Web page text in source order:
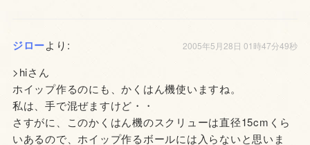
ジローより: 2005年5月28日 01時47分49秒
>hiさん
ホイップ作るのにも、かくはん機使いますね。
私は、手で混ぜますけど・・
さすがに、このかくはん機のスクリューは直径15cmくら
いあるので、ホイップ作るボールには入らないと思いま